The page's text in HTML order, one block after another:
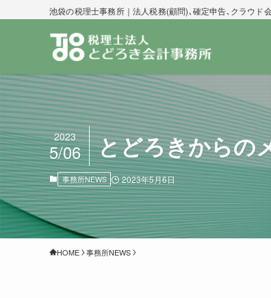
池袋の税理士事務所｜法人税務(顧問)､確定申告､クラウド
とどろきからの
2023
5/06
事務所NEWS 2023年5月6日
HOME 事務所NEWS